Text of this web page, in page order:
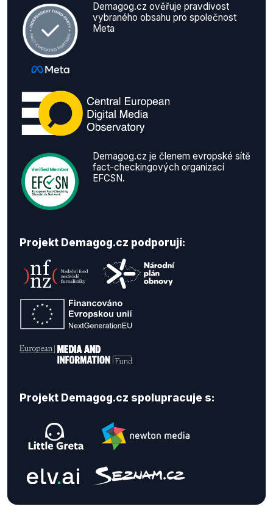
Demagog.cz ověřuje pravdivost
vybraného obsahu pro společnost
Meta
Demagog.cz je členem evropské sítě
fact-checkingových organizací
EFCSN.
Projekt Demagog.cz podporují:
Projekt Demagog.cz spolupracuje s: